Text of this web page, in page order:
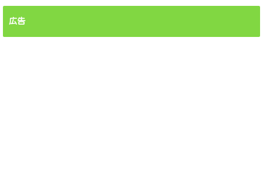
広告